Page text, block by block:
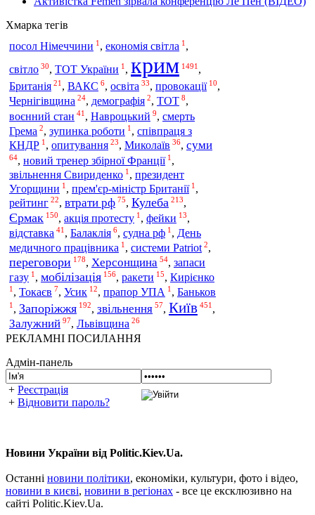
Хмарка тегів
посол Німеччини 1 , економія світла 1 ,
світло 30, ТОТ України 1 , крим 1491 ,
Британія 21 , ВАКС 6, освіта 33, провокації 10,
Чернігівщина 24, демографія 2, ТОТ 8,
воєнний стан 41 , Навроцький 9, смерть
Грема 2, зупинка роботи 1 , співпраця з
КНДР 1 , опитування 23, Миколаїв 36, суми
64, новий тренер збірної Франції 1 ,
звільнення Свириденко 1 , президент
Угорщини 1 , прем'єр-міністр Британії 1 ,
рейтинг 22, втрати рф 75, Кулеба 213,
Єрмак 150, акція протесту 1 , фейки 13,
відставка 41 , Балаклія 6, судна рф 1 , День
медичного працівника 1, системи Patriot 2,
переговори 178, Херсонщина 54, запаси
газу 1 , мобілізація 156, ракети 15, Кирієнко
1, Токаєв 7, Усик 12, прапор УПА 1, Баньков
1, Запоріжжя 192, звільнення 57, Київ 451,
Залужний 97, Львівщина 26
РЕКЛАМНІ ПОСИЛАННЯ
Адмін-панель
+ Реєстрація
+ Відновити пароль?
Новини України від Politic.Kiev.Ua.
Останні новини політики, економіки, культури, фото і відео,
новини в києві, новини в регіонах - все це ексклюзивно на
сайті Politic.Kiev.Ua.